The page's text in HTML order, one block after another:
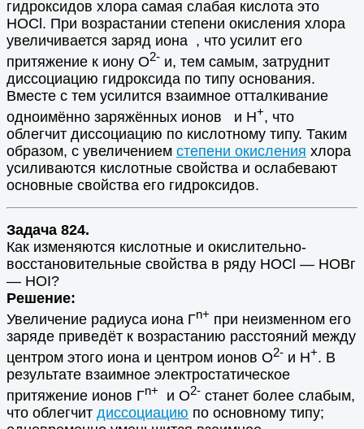
гидроксидов хлора самая слабая кислота это
HOCl. При возрастании степени окисления хлора
увеличивается заряд иона , что усилит его
притяжение к иону О2- и, тем самым, затруднит
диссоциацию гидроксида по типу основания.
Вместе с тем усилится взаимное отталкивание
одноимённо заряжённых ионов и Н+, что
облегчит диссоциацию по кислотному типу. Таким
образом, с увеличением степени окисления хлора
усиливаются кислотные свойства и ослабевают
основные свойства его гидроксидов.
Задача 824.
Как изменяются кислотные и окислительно-
восстановительные свойства в ряду НОСl — НОВг
— НОI?
Решение:
Увеличение радиуса иона Гn+ при неизменном его
заряде приведёт к возрастанию расстояний между
центром этого иона и центром ионов О2- и Н+. В
результате взаимное электростатическое
притяжение ионов Гn+ и О2- станет более слабым,
что облегчит диссоциацию по основному типу;